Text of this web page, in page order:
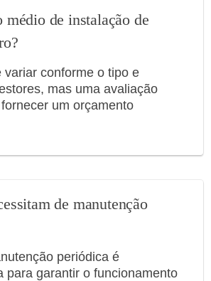
médio de instalação de
variar conforme o tipo e
mas uma avaliação
um orçamento
de manutenção
periódica é
para garantir o funcionamento